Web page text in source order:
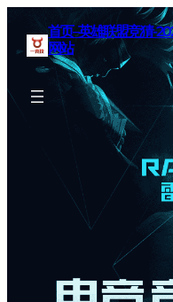
首页–英雄联盟竞猜-
网站